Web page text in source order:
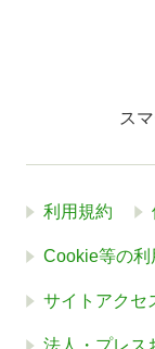
ス
利用規約
Cookie等の利
サイトアクセ
法人・プレス